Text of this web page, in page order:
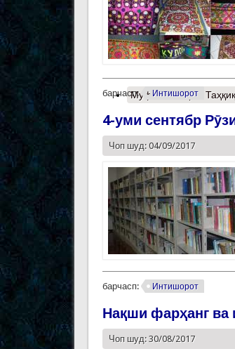
барчасп: Интишорот
Муфассалтаро
4-уми сентябр
Чоп шуд: 04/09/2017
барчасп: Интишорот
Нақши фарҳанг ва
Чоп шуд: 30/08/2017